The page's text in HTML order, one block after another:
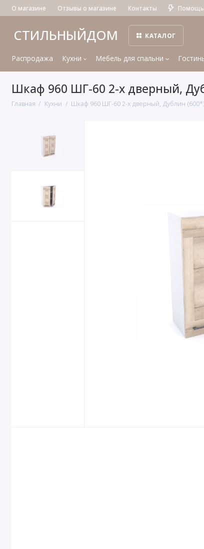
О магазине Отзывы о магазине Контакты Помощь
СТИЛЬНЫЙДОМ КАТАЛОГ
Распродажа Кухни Мебель для спальни
Шкаф 960 ШГ-60 2-х дверный,
Главная Кухни Шкаф 960 ШГ-60 2-х дверный, Дублин